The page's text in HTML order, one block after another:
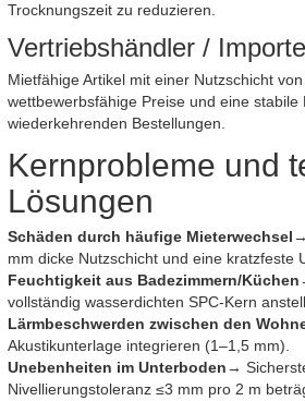
Trocknungszeit zu reduzieren.
Vertriebshändler /
Mietfähige Artikel mit einer Nutzschicht
wettbewerbsfähige Preise und eine stabile
wiederkehrenden Bestellungen.
Kernprobleme und
Lösungen
Schäden durch häufige Mieterwechsel
mm dicke Nutzschicht und eine kratzfeste
Feuchtigkeit aus Badezimmern/Küchen
vollständig wasserdichten SPC-Kern
Lärmbeschwerden zwischen den
Akustikunterlage integrieren (1–1,5 mm).
Unebenheiten im Unterboden→
Nivellierungstoleranz ≤3 mm pro 2 m